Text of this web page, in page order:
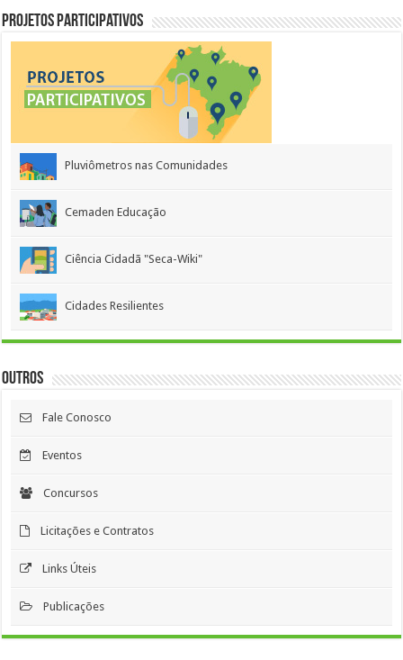
Projetos Participativos
Pluviômetros nas Comunidades
Cemaden Educação
Ciência Cidadã "Seca-Wiki"
Cidades Resilientes
Outros
Fale Conosco
Eventos
Concursos
Licitações e Contratos
Links Úteis
Publicações